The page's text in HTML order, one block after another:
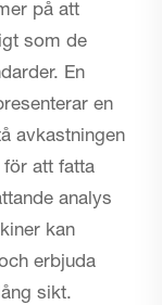
på att
som de
En
en
avkastningen
för att fatta
analys
kan
erbjuda
sikt.